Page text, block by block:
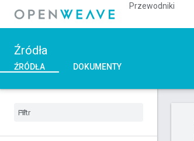
Przewodniki
Źródła
ŹRÓDŁA DOKUMENTY